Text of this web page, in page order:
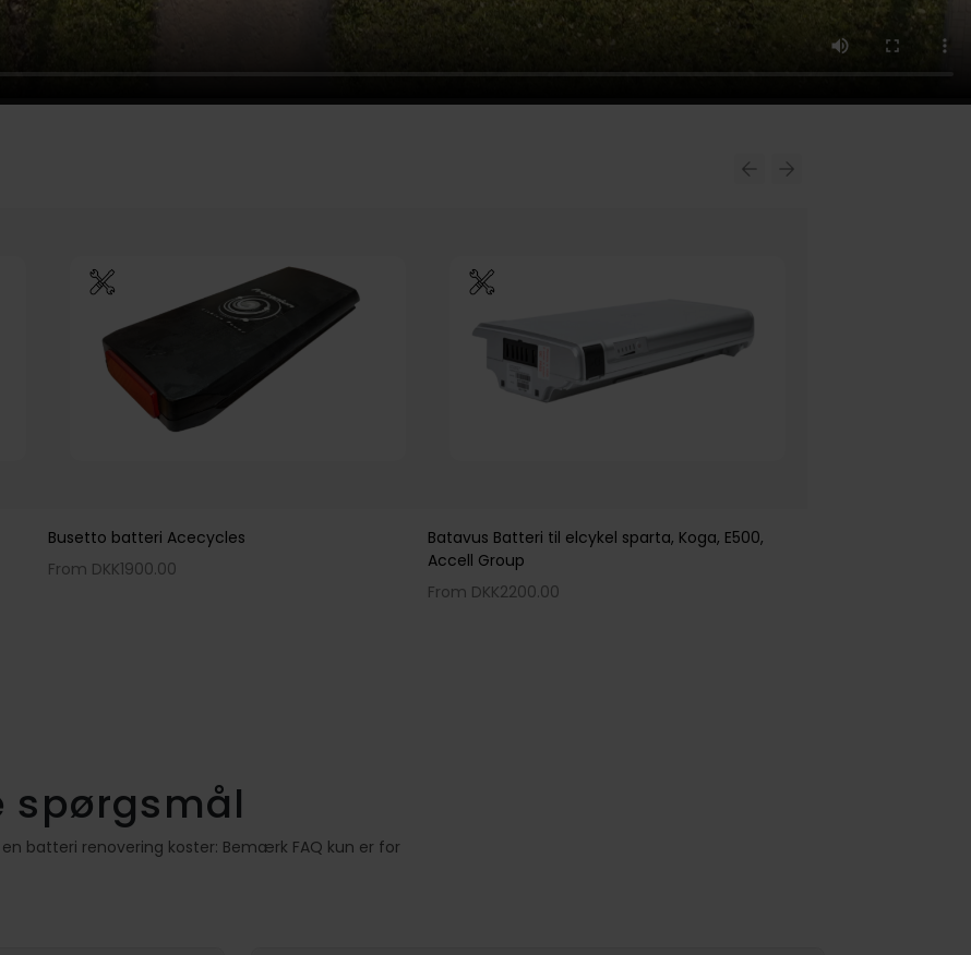
Learn More
Acecycles
1900.00
Learn More
Batavus Batteri til elcykel sparta, Koga, E500,
2200.00
Protanium SCHWINN Batteri til
spørgsmål
batteri renovering koster: Bemærk FAQ kun er for